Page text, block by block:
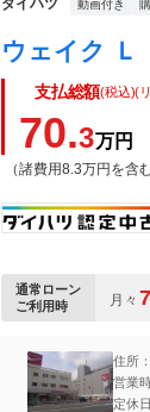
ダイハツ 動画付き
支払総額(税込)(
70.3万円
（諸費用8.3万円を含む
通常ローン
ご利用時
月々
住所
営業
定休